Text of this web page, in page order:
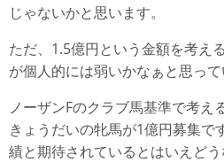
じゃないかと思います。
ただ、1.5億円という金額を考え
が個人的には弱いかなぁと思って
ノーザンFのクラブ馬基準で考え
きょうだいの牝馬が1億円募集で
績と期待されているとはいえど